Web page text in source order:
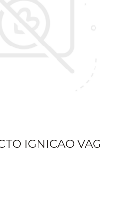
IGNICAO VAG